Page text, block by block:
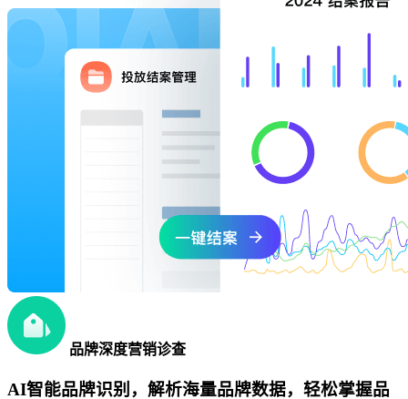
品牌深度营销诊查
AI智能品牌识别，解析海量品牌数据，轻松掌握品